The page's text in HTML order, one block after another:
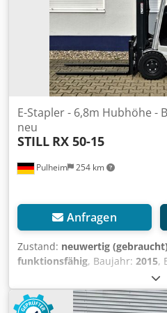
Pulheim 254 km
E-Stapler - 6,8m Hubhöhe -
neu
STILL RX 50-15
Anfragen
Zustand: neuwertig (gebraucht)
funktionsfähig, Baujahr: 2015,
, Hubhöhe:
mm, Lastschwerpunkt:500 mm
Masttyp:
Triplex, Bauhöhe: